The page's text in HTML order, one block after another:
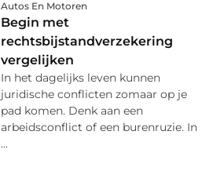
Autos En Motoren
Begin met
rechtsbijstandverzekering
vergelijken
In het dagelijks leven kunnen
juridische conflicten zomaar op je
pad komen. Denk aan een
arbeidsconflict of een burenruzie. In
...